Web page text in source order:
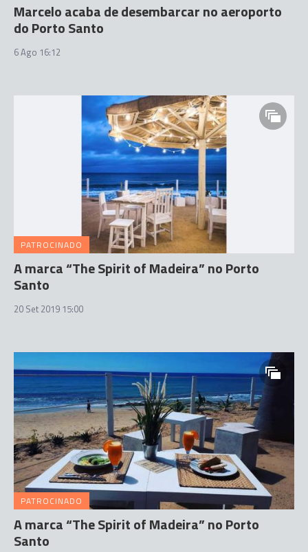
Marcelo acaba de desembarcar no aeroporto
do Porto Santo
6 Ago 16:12
PATROCINADO
A marca “The Spirit of Madeira” no Porto
Santo
20 Set 2019 15:00
PATROCINADO
A marca “The Spirit of Madeira” no Porto
Santo